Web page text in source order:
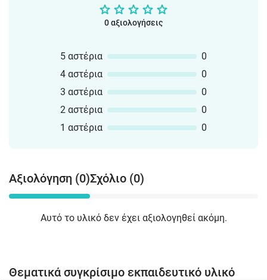
0 αξιολογήσεις
5 αστέρια
0
4 αστέρια
0
3 αστέρια
0
2 αστέρια
0
1 αστέρια
0
Αξιολόγηση (0)Σχόλιο (0)
Αυτό το υλικό δεν έχει αξιολογηθεί ακόμη.
Θεματικά συγκρίσιμο εκπαιδευτικό υλικό